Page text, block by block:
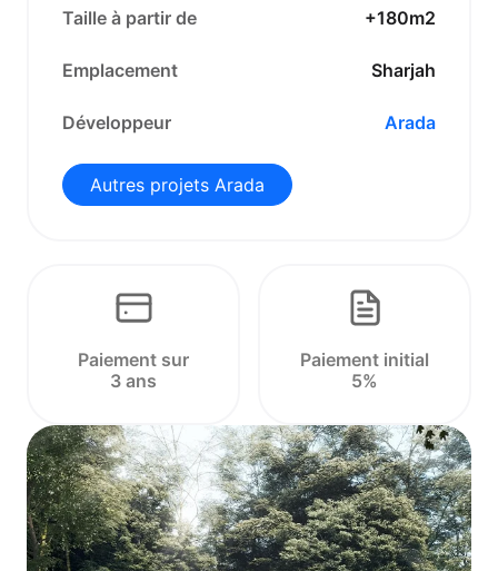
Taille à partir de +180m2
Emplacement Sharjah
Développeur Arada
Autres projets Arada
Paiement sur
3 ans
Paiement initial
5%